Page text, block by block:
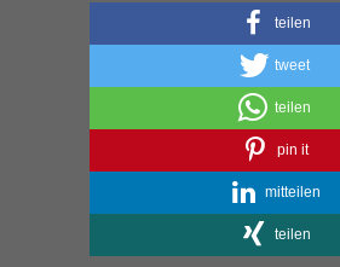
teilen
tweet
teilen
pin it
mitteilen
teilen